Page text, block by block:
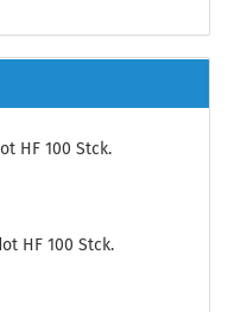
HF 100 Stck.
HF 100 Stck.